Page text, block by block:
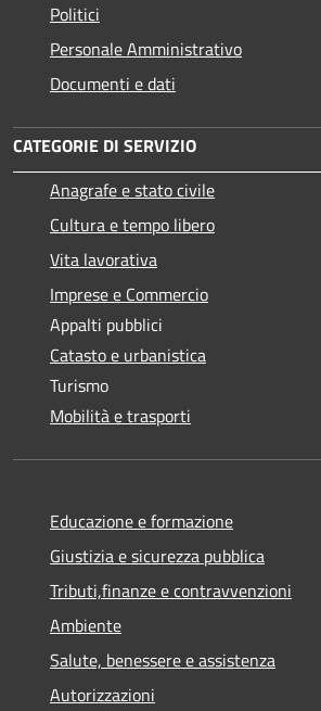
Politici
Personale Amministrativo
Documenti e dati
CATEGORIE DI SERVIZIO
Anagrafe e stato civile
Cultura e tempo libero
Vita lavorativa
Imprese e Commercio
Appalti pubblici
Catasto e urbanistica
Turismo
Mobilità e trasporti
Educazione e formazione
Giustizia e sicurezza pubblica
Tributi,finanze e contravvenzioni
Ambiente
Salute, benessere e assistenza
Autorizzazioni